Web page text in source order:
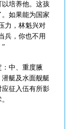
培养他。这孩
如果能为国家
力，林魁兴对
兵，你也不用
”
中、重度腋
艇及水面舰艇
应征入伍有所影